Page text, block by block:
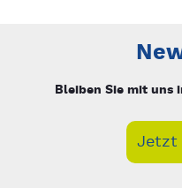
Bleiben Sie mit uns
Jetzt